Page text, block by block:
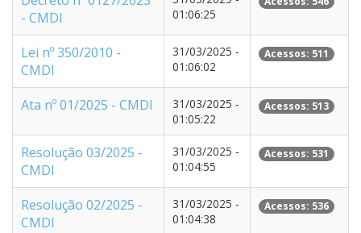
- CMDI
01:06:25
Lei nº 350/2010 -
CMDI
31/03/2025 -
01:06:02
Acessos: 511
Ata nº 01/2025 - CMDI
31/03/2025 -
01:05:22
Acessos: 513
Resolução 03/2025 -
CMDI
31/03/2025 -
01:04:55
Acessos: 531
Resolução 02/2025 -
CMDI
31/03/2025 -
01:04:38
Acessos: 536